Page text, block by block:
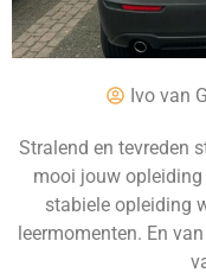
Ivo van
Stralend en tevreden
mooi jouw opleiding
stabiele opleiding
leermomenten. En